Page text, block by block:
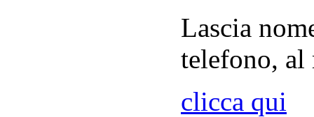
Lascia
telefono, al
clicca qui